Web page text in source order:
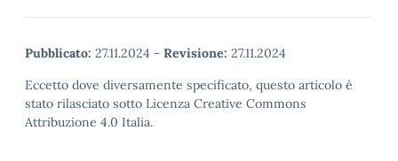
Pubblicato: 27.11.2024 - Revisione: 27.11.2024
Eccetto dove diversamente specificato, questo articolo è
stato rilasciato sotto Licenza Creative Commons
Attribuzione 4.0 Italia.